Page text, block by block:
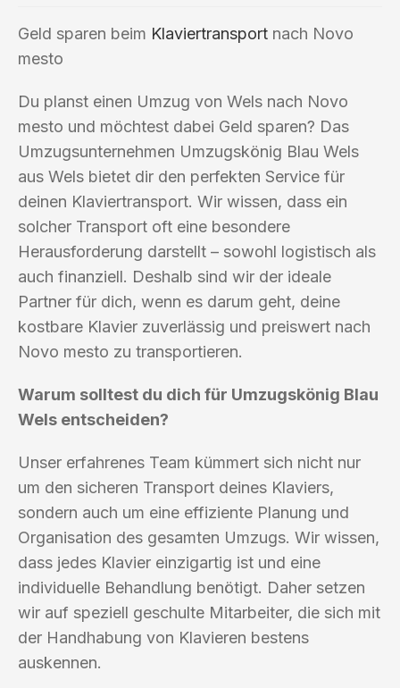
Geld sparen beim Klaviertransport nach Novo
mesto
Du planst einen Umzug von Wels nach Novo
mesto und möchtest dabei Geld sparen? Das
Umzugsunternehmen Umzugskönig Blau Wels
aus Wels bietet dir den perfekten Service für
deinen Klaviertransport. Wir wissen, dass ein
solcher Transport oft eine besondere
Herausforderung darstellt – sowohl logistisch als
auch finanziell. Deshalb sind wir der ideale
Partner für dich, wenn es darum geht, deine
kostbare Klavier zuverlässig und preiswert nach
Novo mesto zu transportieren.
Warum solltest du dich für Umzugskönig Blau
Wels entscheiden?
Unser erfahrenes Team kümmert sich nicht nur
um den sicheren Transport deines Klaviers,
sondern auch um eine effiziente Planung und
Organisation des gesamten Umzugs. Wir wissen,
dass jedes Klavier einzigartig ist und eine
individuelle Behandlung benötigt. Daher setzen
wir auf speziell geschulte Mitarbeiter, die sich mit
der Handhabung von Klavieren bestens
auskennen.